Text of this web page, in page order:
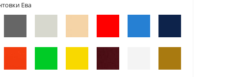
Ева